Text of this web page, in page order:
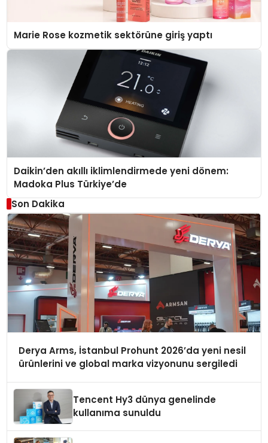
Marie Rose kozmetik sektörüne giriş yaptı
Daikin’den akıllı iklimlendirmede yeni dönem:
Madoka Plus Türkiye’de
Son Dakika
Derya Arms, İstanbul Prohunt 2026’da yeni nesil
ürünlerini ve global marka vizyonunu sergiledi
Tencent Hy3 dünya genelinde
kullanıma sunuldu